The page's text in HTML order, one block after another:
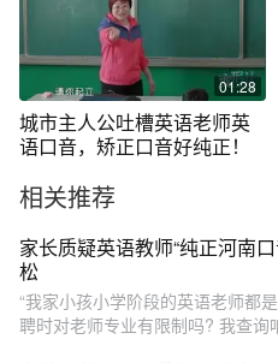
01:28
城市主人公吐槽英语老师英
语口音，矫正口音好纯正！
相关推荐
家长质疑英语教师“纯正河南
松
“我家小孩小学阶段的英语老师都
聘时对老师专业有限制吗? 我查询